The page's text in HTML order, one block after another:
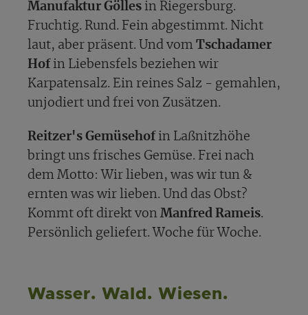
Manufaktur Gölles in Riegersburg.
Fruchtig. Rund. Fein abgestimmt. Nicht
laut, aber präsent. Und vom Tschadamer
Hof in Liebensfels beziehen wir
Karpatensalz. Ein reines Salz - gemahlen,
unjodiert und frei von Zusätzen.
Reitzer's Gemüsehof in Laßnitzhöhe
bringt uns frisches Gemüse. Frei nach
dem Motto: Wir lieben, was wir tun &
ernten was wir lieben. Und das Obst?
Kommt oft direkt von Manfred Rameis.
Persönlich geliefert. Woche für Woche.
Wasser. Wald. Wiesen.